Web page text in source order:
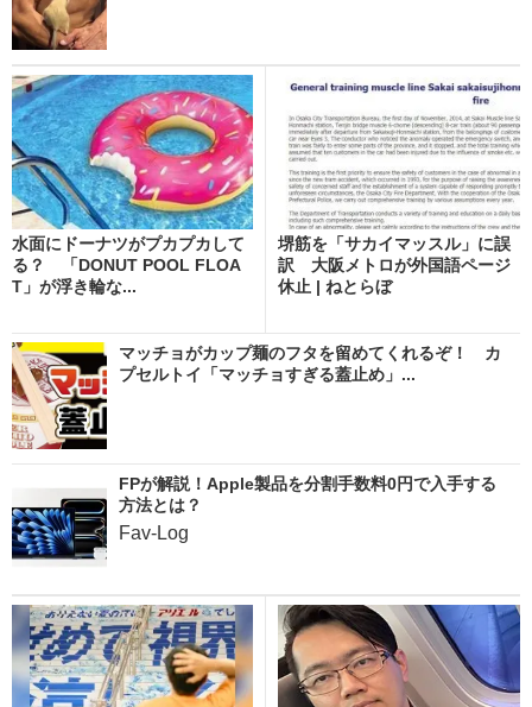
水面にドーナツがプカプカして
る？ 「DONUT POOL FLOA
T」が浮き輪な...
堺筋を「サカイマッスル」に誤
訳 大阪メトロが外国語ページ
休止 | ねとらぼ
マッチョがカップ麺のフタを留めてくれるぞ！ カ
プセルトイ「マッチョすぎる蓋止め」...
FPが解説！Apple製品を分割手数料0円で入手する
方法とは？
Fav-Log